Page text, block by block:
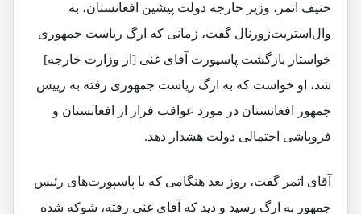
حنیف اتمر، وزیر خارجه دولت پیشین افغانستان، به
وال‌استریت‌ژورنال گفت، زمانی که ارگ ریاست جمهوری
خواستار بازگشت پاسپورت آقای غنی [از وزارت خارجه]
شد، او خواست که به ارگ ریاست جمهوری رفته به رییس
جمهور افغانستان در مورد عواقب فرار از افغانستان و
فروپاشی احتمالی دولت هشدار دهد.
آقای اتمر گفت، روز بعد هنگامی که با پاسپورت‌های رئیس
جمهور به ارگ رسید و دید که آقای غنی رفته، شوکه شده